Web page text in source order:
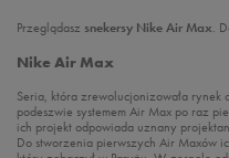
Przeglądasz snekersy Nike Air Max.
Nike Air Max
Seria, która zrewolucjonizowała
podeszwie systemem Air Max po raz
ich projekt odpowiada uznany
Do stworzenia pierwszych Air Maxów